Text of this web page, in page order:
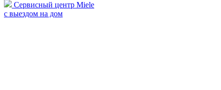
Сервисный центр Miele
с выездом на дом